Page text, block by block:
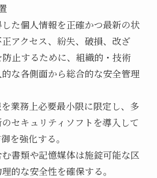
た個人情報を正確かつ最新の状
アクセス、紛失、破損、改ざ
止するために、組織的・技術
な各側面から総合的な安全管理
業務上必要最小限に限定し、多
セキュリティソフトを導入して
を強化する。
書類や記憶媒体は施錠可能な区
的な安全性を確保する。